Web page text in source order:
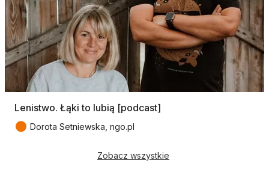
Lenistwo. Łąki to lubią [podcast]
● Dorota Setniewska, ngo.pl
Zobacz wszystkie